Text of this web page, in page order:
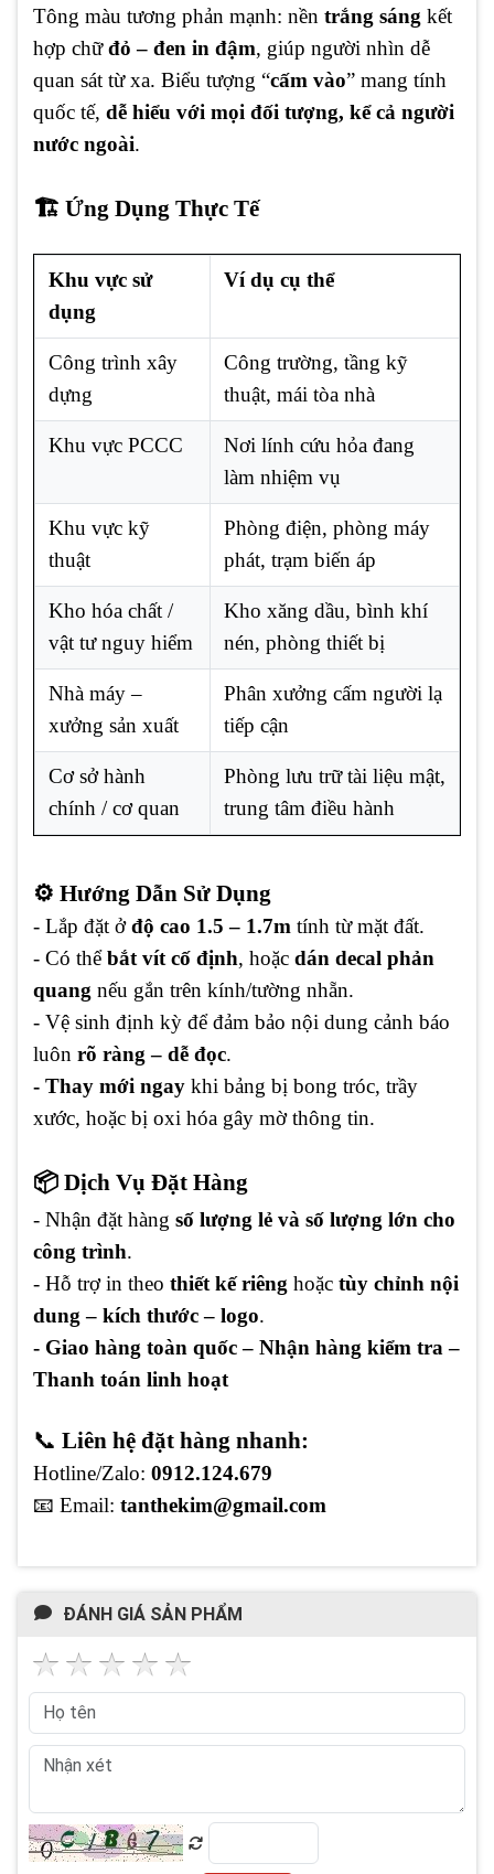
Tông màu tương phản mạnh: nền trắng sáng kết
hợp chữđỏ – đen in đậm, giúp người nhìn dễ
quan sát từ xa. Biểu tượng “cấm vào” mang tính
quốc tế, dễ hiểu với mọi đối tượng, kể cả người
nước ngoài.
🏗️ Ứng Dụng Thực Tế
Khu vực sử
dụng
Ví dụ cụ thể
Công trình xây
dựng
Công trường, tầng kỹ
thuật, mái tòa nhà
Khu vực PCCC
Nơi lính cứu hỏa đang
làm nhiệm vụ
Khu vực kỹ
thuật
Phòng điện, phòng máy
phát, trạm biến áp
Kho hóa chất /
vật tư nguy hiểm
Kho xăng dầu, bình khí
nén, phòng thiết bị
Nhà máy –
xưởng sản xuất
Phân xưởng cấm người lạ
tiếp cận
Cơ sở hành
chính / cơ quan
Phòng lưu trữ tài liệu mật,
trung tâm điều hành
⚙️ Hướng Dẫn Sử Dụng
- Lắp đặt ởđộ cao 1.5 – 1.7m tính từ mặt đất.
- Có thểbắt vít cố định, hoặc dán decal phản
quang nếu gắn trên kính/tường nhẵn.
- Vệ sinh định kỳ để đảm bảo nội dung cảnh báo
luôn rõ ràng – dễ đọc.
- Thay mới ngay khi bảng bị bong tróc, trầy
xước, hoặc bị oxi hóa gây mờ thông tin.
📦 Dịch Vụ Đặt Hàng
- Nhận đặt hàng số lượng lẻ và số lượng lớn cho
công trình.
- Hỗ trợ in theo thiết kế riêng hoặc tùy chỉnh nội
dung – kích thước – logo.
- Giao hàng toàn quốc – Nhận hàng kiểm tra –
Thanh toán linh hoạt
📞 Liên hệ đặt hàng nhanh:
Hotline/Zalo: 0912.124.679
📧 Email: tanthekim@gmail.com
ĐÁNH GIÁ SẢN PHẨM